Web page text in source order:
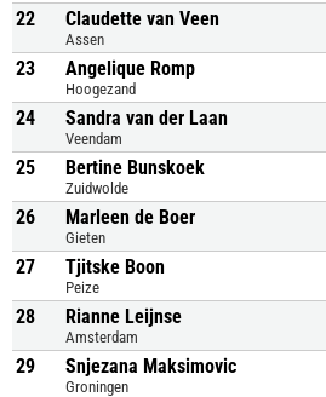
22 Claudette van Veen
Assen
23 Angelique Romp
Hoogezand
24 Sandra van der Laan
Veendam
25 Bertine Bunskoek
Zuidwolde
26 Marleen de Boer
Gieten
27 Tjitske Boon
Peize
28 Rianne Leijnse
Amsterdam
29 Snjezana Maksimovic
Groningen